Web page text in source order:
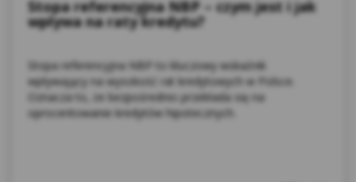
Stopa referencyjna NBP – czym jest i jak
wpływa na raty kredytu?
Stopa referencyjna NBP to kluczowy wskaźnik
wpływający na wysokość rat kredytowych w Polsce.
Oznacza to, że bezpośrednio przekłada się na
oprocentowanie kredytów hipotecznych.